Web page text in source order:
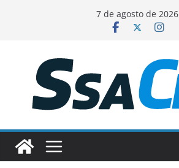
conteúdo
7 de agosto de 2026